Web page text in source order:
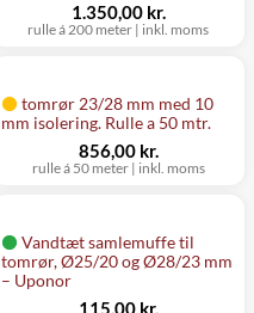
rulle á 200 meter | inkl. moms
1.350,00 kr.
tomrør 23/28 mm med 10
mm isolering. Rulle a 50 mtr.
rulle á 50 meter| inkl. moms
856,00 kr.
Vandtæt samlemuffe til
tomrør, Ø25/20 og Ø28/23 mm
– Uponor
115,00 kr.